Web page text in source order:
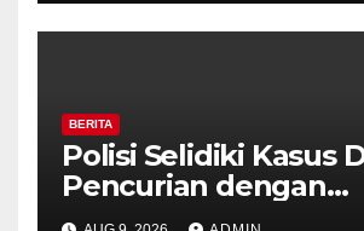
BERITA
Polisi Selidiki Kasus
Pencurian dengan
Kekerasan di Counter